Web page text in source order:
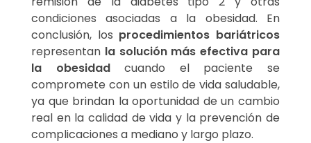
condiciones asociadas a la obesidad. En
conclusión, los procedimientos bariátricos
representan la solución más efectiva para
la obesidadcuando el paciente se
compromete con un estilo de vida saludable,
ya que brindan la oportunidad de un cambio
real en la calidad de vida y la prevención de
complicaciones a mediano y largo plazo.